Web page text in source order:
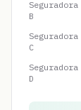
Seguradora
B
Seguradora
C
Seguradora
D